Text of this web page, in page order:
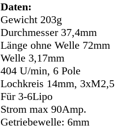
Daten:
Gewicht 203g
Durchmesser 37,4mm
Länge ohne Welle 72mm
Welle 3,17mm
404 U/min, 6 Pole
Lochkreis 14mm, 3xM2,5
Für 3-6Lipo
Strom max 90Amp.
Getriebewelle: 6mm